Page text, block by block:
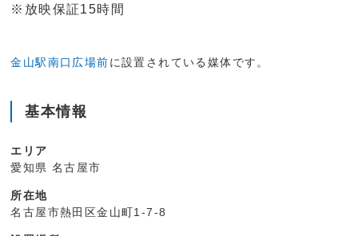
金山駅南口広場前に設置されている媒体です。
基本情報
エリア
愛知県 名古屋市
所在地
名古屋市熱田区金山町1-7-8
※放映保証15時間